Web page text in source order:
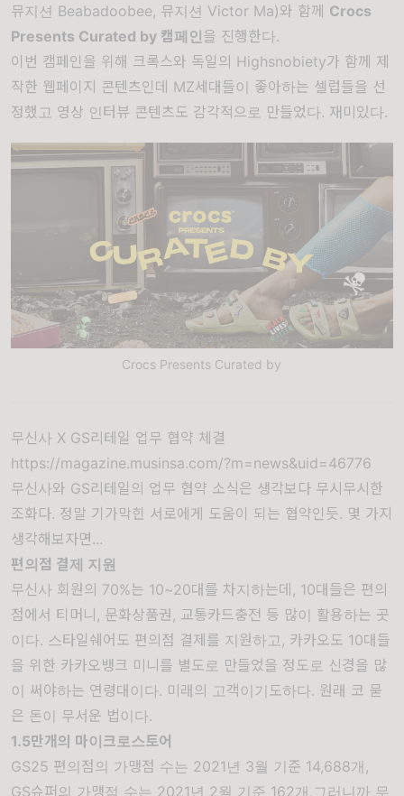
뮤지션 Beabadoobee, 뮤지션 Victor Ma)와 함께 Crocs
Presents Curated by 캠페인을 진행한다.
이번 캠페인을 위해 크록스와 독일의 Highsnobiety가 함께 제
작한 웹페이지 콘텐츠인데 MZ세대들이 좋아하는 셀럽들을 선
정했고 영상 인터뷰 콘텐츠도 감각적으로 만들었다. 재미있다.
Crocs Presents Curated by
무신사 X GS리테일 업무 협약 체결
https://magazine.musinsa.com/?m=news&uid=46776
무신사와 GS리테일의 업무 협약 소식은 생각보다 무시무시한
조화다. 정말 기가막힌 서로에게 도움이 되는 협약인듯. 몇 가지
생각해보자면...
편의점 결제 지원
무신사 회원의 70%는 10~20대를 차지하는데, 10대들은 편의
점에서 티머니, 문화상품권, 교통카드충전 등 많이 활용하는 곳
이다. 스타일쉐어도 편의점 결제를 지원하고, 카카오도 10대들
을 위한 카카오뱅크 미니를 별도로 만들었을 정도로 신경을 많
이 써야하는 연령대이다. 미래의 고객이기도하다. 원래 코 묻
은 돈이 무서운 법이다.
1.5만개의 마이크로스토어
GS25 편의점의 가맹점 수는 2021년 3월 기준 14,688개 ,
GS슈퍼의 가맹점 수는 2021년 2월 기준 162개 ,그러니까 무